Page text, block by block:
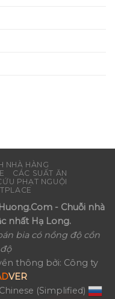
NHÀ HÀNG
CÁC SUẤT ĂN
PHẠT NGUỘI
- Chuỗi nhà
nhất Hạ Long.
bia có nồng độ cồn
thông bởi: Công ty
VER
Chinese (Simplified)